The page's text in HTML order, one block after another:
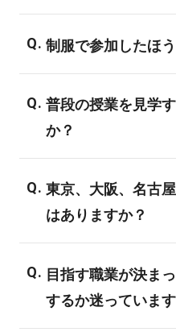
対1で行なっていま
とり丁寧にサポー
にあるとおり、専
のご希望やご状況
実施しています。
人同伴での参加も
制服で参加したほ
特にかしこまった
ても構いません。
学など1.5～2時間
楽な格好でお越し
普段の授業を見学
か？
月曜日から土曜日
可能です。ただし
が実施されていな
で、予めお問い合
東京、大阪、名古
はありますか？
施しておりますが
で説明を受けるこ
目指す職業が決ま
するか迷っています